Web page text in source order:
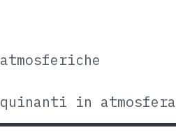
in atmosfera